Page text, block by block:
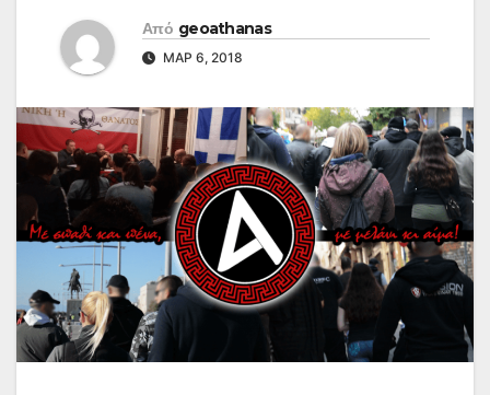
Από geoathanas
ΜΑΡ 6, 2018